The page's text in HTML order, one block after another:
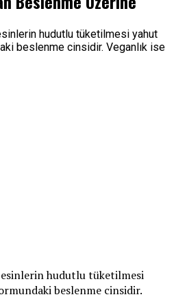
hudutlu tüketilmesi yahut
beslenme cinsidir. Veganlık ise
hudutlu tüketilmesi
beslenme cinsidir.